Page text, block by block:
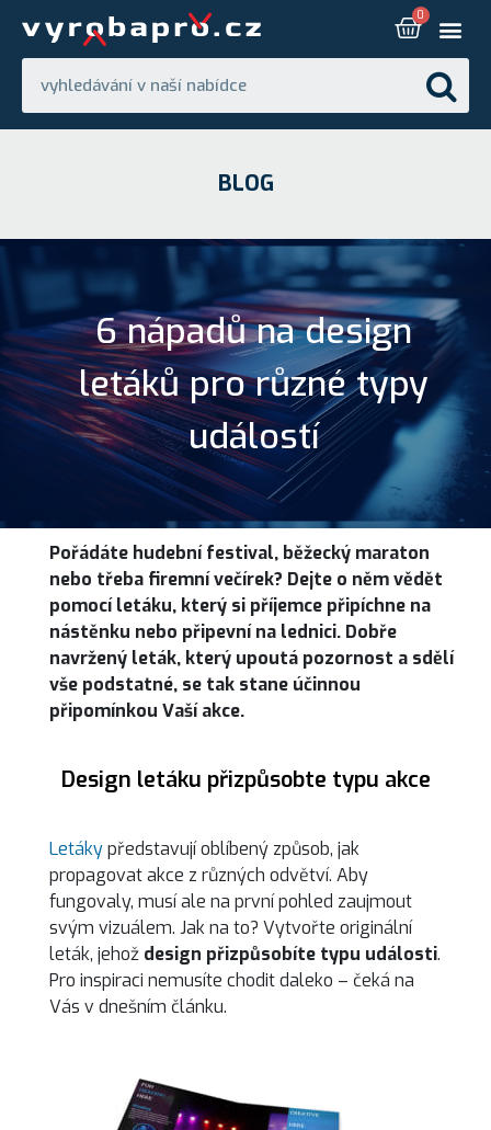
BLOG
6 nápadů na design
letáků pro různé typy
událostí
Pořádáte hudební festival, běžecký maraton
nebo třeba firemní večírek? Dejte o něm vědět
pomocí letáku, který si příjemce připíchne na
nástěnku nebo připevní na lednici. Dobře
navržený leták, který upoutá pozornost a sdělí
vše podstatné, se tak stane účinnou
připomínkou Vaší akce.
Design letáku přizpůsobte typu akce
Letákypředstavují oblíbený způsob, jak
propagovat akce z různých odvětví. Aby
fungovaly, musí ale na první pohled zaujmout
svým vizuálem. Jak na to? Vytvořte originální
leták, jehož design přizpůsobíte typu události.
Pro inspiraci nemusíte chodit daleko – čeká na
Vás v dnešním článku.